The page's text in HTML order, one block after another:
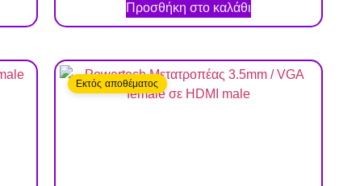
Προσθήκη στο καλάθι
Εκτός αποθέματος